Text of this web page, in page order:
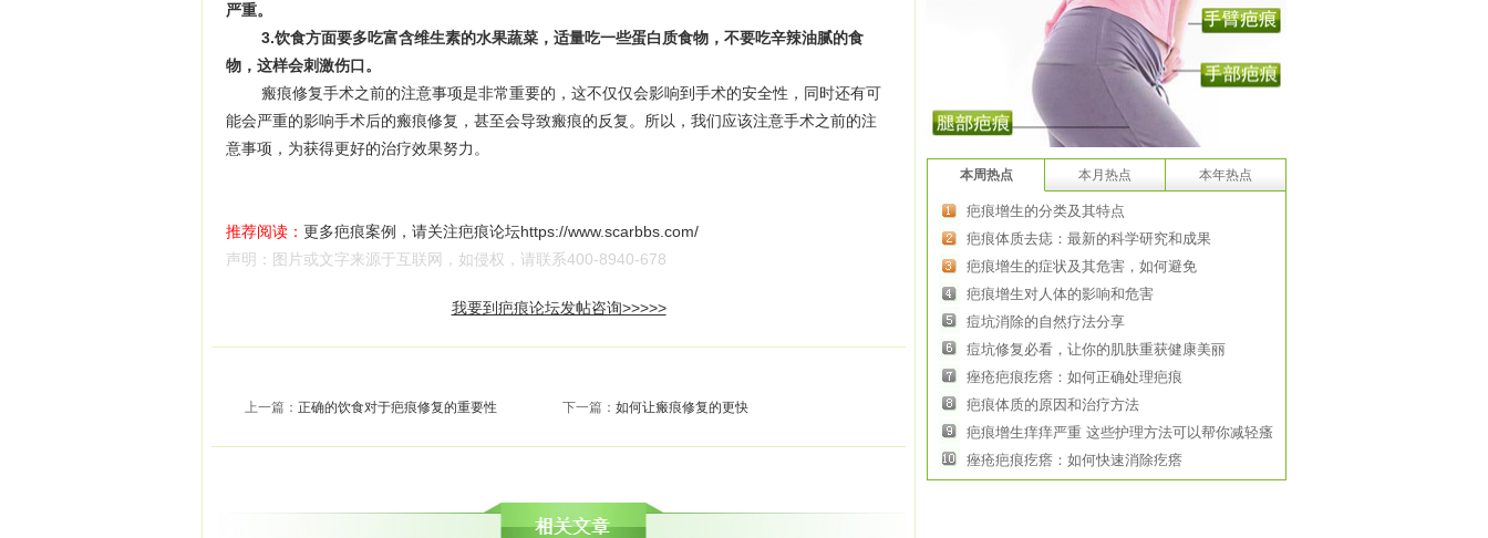
严重。
3.饮食方面要多吃富含维生素的水果蔬菜，适量吃一些蛋白质食物，不要吃辛辣油腻的食
物，这样会刺激伤口。
瘢痕修复手术之前的注意事项是非常重要的，这不仅仅会影响到手术的安全性，同时还有可
能会严重的影响手术后的瘢痕修复，甚至会导致瘢痕的反复。所以，我们应该注意手术之前的注
意事项，为获得更好的治疗效果努力。
推荐阅读： 更多疤痕案例，请关注疤痕论坛https://www.scarbbs.com/
声明：图片或文字来源于互联网，如侵权，请联系400-8940-678
我要到疤痕论坛发帖咨询>>>>>
上一篇： 正确的饮食对于疤痕修复的重要性 下一篇： 如何让瘢痕修复的更快
本周热点 本月热点 本年热点
疤痕增生的分类及其特点
疤痕体质去痣：最新的科学研究和成果
疤痕增生的症状及其危害，如何避免
疤痕增生对人体的影响和危害
痘坑消除的自然疗法分享
痘坑修复必看，让你的肌肤重获健康美丽
痤疮疤痕疙瘩：如何正确处理疤痕
疤痕体质的原因和治疗方法
疤痕增生痒痒严重 这些护理方法可以帮你减轻瘙
痤疮疤痕疙瘩：如何快速消除疙瘩